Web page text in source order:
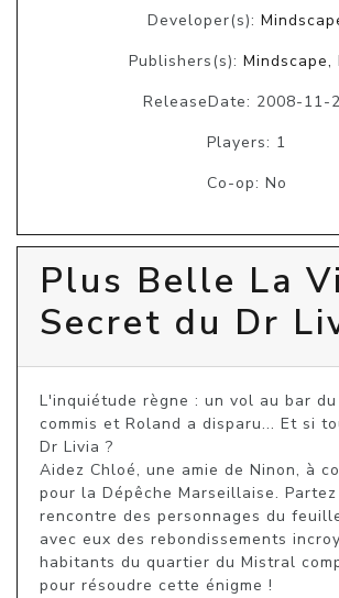
Developer(s):
Publishers(s): Mindscape,
ReleaseDate: 2008-11-
Players: 1
Co-op: No
Plus Belle La
Secret du Dr
L'inquiétude règne : un vol au bar
commis et Roland a disparu... Et si
Dr Livia ?
Aidez Chloé, une amie de Ninon, à
pour la Dépêche Marseillaise.
rencontre des personnages du
avec eux des rebondissements
habitants du quartier du Mistral
pour résoudre cette énigme !